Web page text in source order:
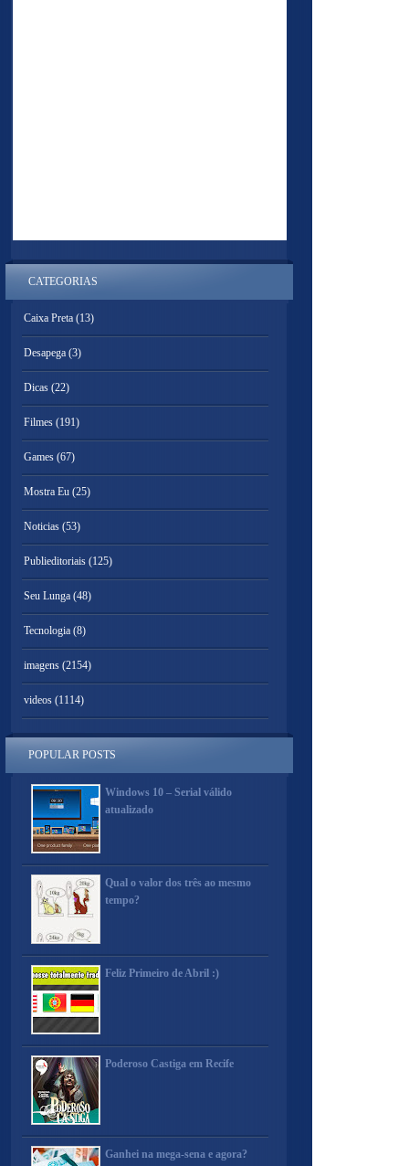
CATEGORIAS
Caixa Preta (13)
Desapega (3)
Dicas (22)
Filmes (191)
Games (67)
Mostra Eu (25)
Noticias (53)
Publieditoriais (125)
Seu Lunga (48)
Tecnologia (8)
imagens (2154)
videos (1114)
POPULAR POSTS
Windows 10 – Serial válido
atualizado
Qual o valor dos três ao mesmo
tempo?
Feliz Primeiro de Abril :)
Poderoso Castiga em Recife
Ganhei na mega-sena e agora?